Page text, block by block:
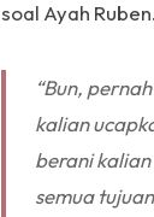
soal Ayah
“Bun,
kalian
berani
semua